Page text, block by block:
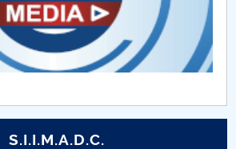
mixt Arte Vizuale
baza de dosar LL, LMA, IST, TEOL
2024
S.I.I.M.A.D.C.